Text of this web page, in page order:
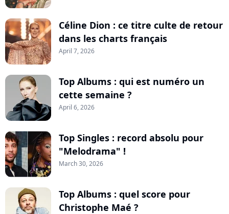
Céline Dion : ce titre culte de retour
dans les charts français
April 7, 2026
Top Albums : qui est numéro un
cette semaine ?
April 6, 2026
Top Singles : record absolu pour
"Melodrama" !
March 30, 2026
Top Albums : quel score pour
Christophe Maé ?